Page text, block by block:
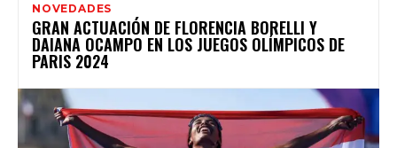
NOVEDADES
GRAN ACTUACIÓN DE FLORENCIA BORELLI Y
DAIANA OCAMPO EN LOS JUEGOS OLÍMPICOS DE
PARIS 2024